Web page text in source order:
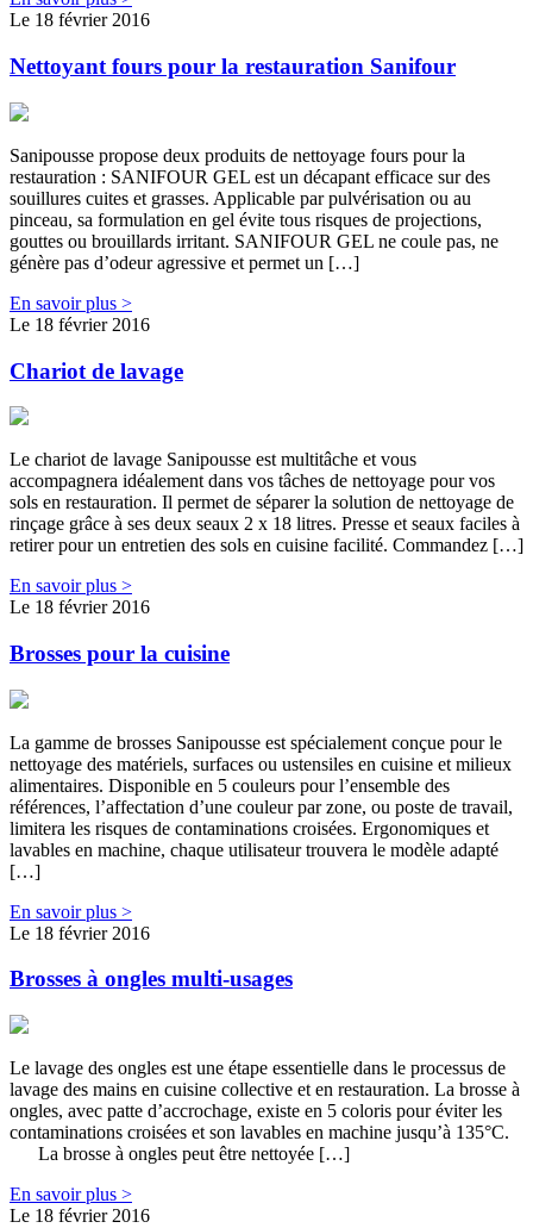
Le 18 février 2016
Nettoyant fours pour la restauration Sanifour
Sanipousse propose deux produits de nettoyage fours pour la
restauration : SANIFOUR GEL est un décapant efficace sur des
souillures cuites et grasses. Applicable par pulvérisation ou au
pinceau, sa formulation en gel évite tous risques de projections,
gouttes ou brouillards irritant. SANIFOUR GEL ne coule pas, ne
génère pas d’odeur agressive et permet un […]
En savoir plus >
Le 18 février 2016
Chariot de lavage
Le chariot de lavage Sanipousse est multitâche et vous
accompagnera idéalement dans vos tâches de nettoyage pour vos
sols en restauration. Il permet de séparer la solution de nettoyage de
rinçage grâce à ses deux seaux 2 x 18 litres. Presse et seaux faciles à
retirer pour un entretien des sols en cuisine facilité. Commandez […]
En savoir plus >
Le 18 février 2016
Brosses pour la cuisine
La gamme de brosses Sanipousse est spécialement conçue pour le
nettoyage des matériels, surfaces ou ustensiles en cuisine et milieux
alimentaires. Disponible en 5 couleurs pour l’ensemble des
références, l’affectation d’une couleur par zone, ou poste de travail,
limitera les risques de contaminations croisées. Ergonomiques et
lavables en machine, chaque utilisateur trouvera le modèle adapté
[…]
En savoir plus >
Le 18 février 2016
Brosses à ongles multi-usages
Le lavage des ongles est une étape essentielle dans le processus de
lavage des mains en cuisine collective et en restauration. La brosse à
ongles, avec patte d’accrochage, existe en 5 coloris pour éviter les
contaminations croisées et son lavables en machine jusqu’à 135°C.
La brosse à ongles peut être nettoyée […]
En savoir plus >
Le 18 février 2016